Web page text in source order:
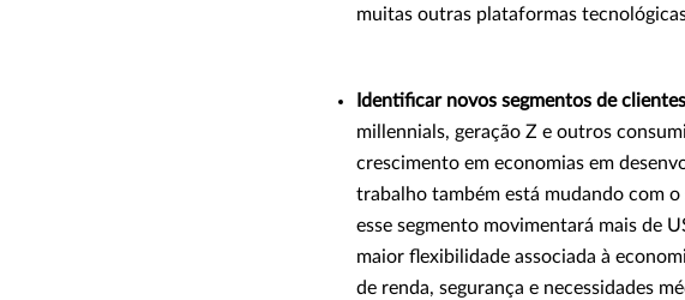
muitas outras plataformas
Identificar novos segmentos de
millennials, geração Z e outros
crescimento em economias em
trabalho também está mudando com
esse segmento movimentará mais de
maior flexibilidade associada à
de renda, segurança e necessidades